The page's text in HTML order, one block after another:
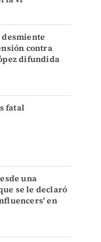
desmiente
contra
difundida
fatal
una
se le declaró
en